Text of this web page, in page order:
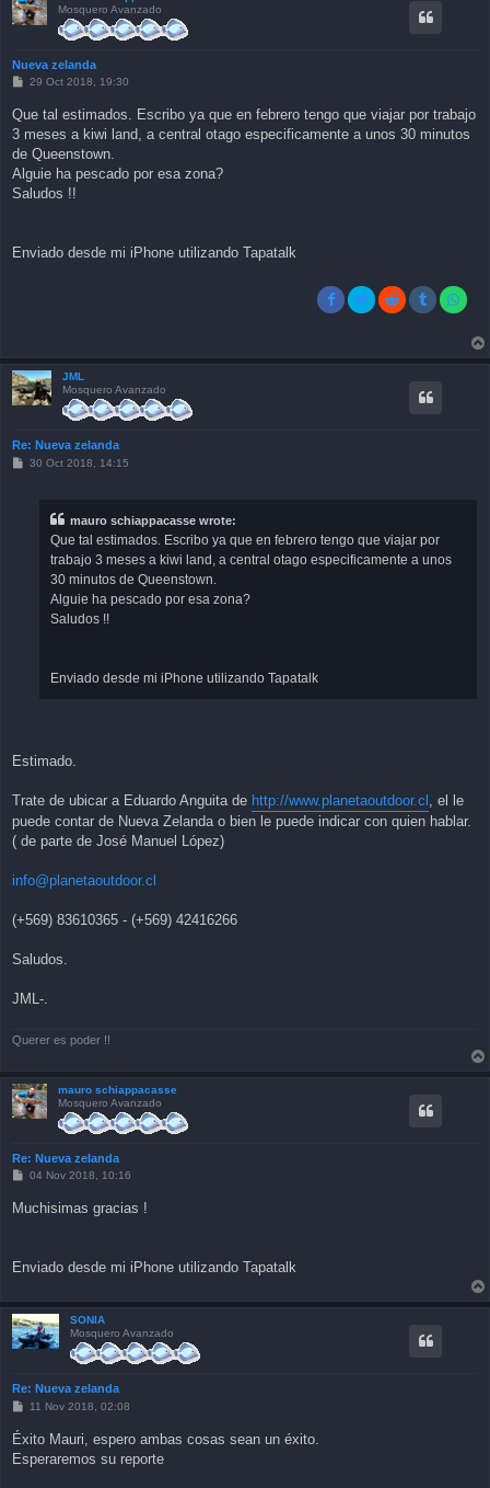
Mosquero Avanzado
Nueva zelanda
P
t
29 Oct 2018, 19:30
Que tal estimados. Escribo ya que en febrero tengo que viajar por trabajo
3 meses a kiwi land, a central otago especificamente a unos 30 minutos
de Queenstown.
Alguie ha pescado por esa zona?
Saludos !!
Enviado desde mi iPhone utilizando Tapatalk
JML
Mosquero Avanzado
Re: Nueva zelanda
P30 Oct 2018, 14:15
mauro schiappacasse wrote:
Que tal estimados. Escribo ya que en febrero tengo que viajar por
trabajo 3 meses a kiwi land, a central otago especificamente a unos
30 minutos de Queenstown.
Alguie ha pescado por esa zona?
Saludos !!
Enviado desde mi iPhone utilizando Tapatalk
Estimado.
Trate de ubicar a Eduardo Anguita de http://www.planetaoutdoor.cl , el le
puede contar de Nueva Zelanda o bien le puede indicar con quien hablar.
( de parte de José Manuel López)
info@planetaoutdoor.cl
(+569) 83610365 - (+569) 42416266
Saludos.
JML-.
Querer es poder !!
mauro schiappacasse
Mosquero Avanzado
Re: Nueva zelanda
P
t
04 Nov 2018, 10:16
Muchisimas gracias !
Enviado desde mi iPhone utilizando Tapatalk
SONIA
Mosquero Avanzado
Re: Nueva zelanda
P
t
11 Nov 2018, 02:08
Éxito Mauri, espero ambas cosas sean un éxito.
Esperaremos su reporte